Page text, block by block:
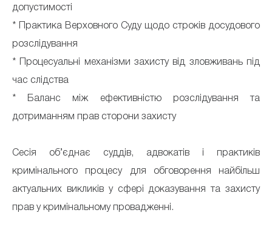
допустимості
* Практика Верховного Суду щодо строків досудового
розслідування
* Процесуальні механізми захисту від зловживань під
час слідства
* Баланс між ефективністю розслідування та
дотриманням прав сторони захисту
Сесія об’єднає суддів, адвокатів і практиків
кримінального процесу для обговорення найбільш
актуальних викликів у сфері доказування та захисту
прав у кримінальному провадженні.